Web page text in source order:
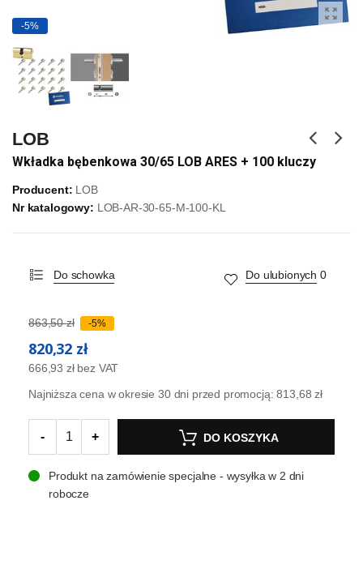
-5%
LOB
Wkładka bębenkowa 30/65 LOB ARES + 100 kluczy
Producent: LOB
Nr katalogowy: LOB-AR-30-65-M-100-KL
Do schowka Do ulubionych 0
863,50 zł -5%
820,32 zł
666,93 zł bez VAT
Najniższa cena w okresie 30 dni przed promocją:813,68 zł
- + DO KOSZYKA
Produkt na zamówienie specjalne - wysyłka w 2 dni
robocze